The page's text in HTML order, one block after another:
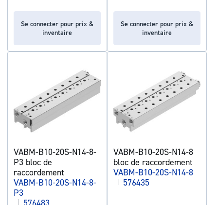
Se connecter pour prix &
inventaire
Se connecter pour prix &
inventaire
VABM-B10-20S-N14-8-
P3 bloc de
raccordement
VABM-B10-20S-N14-8-
P3
| 576483
VABM-B10-20S-N14-8
bloc de raccordement
VABM-B10-20S-N14-8
| 576435